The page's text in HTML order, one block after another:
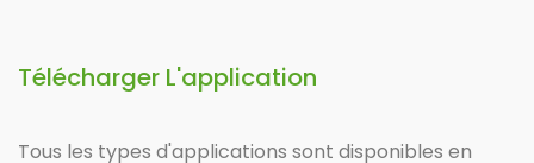
Télécharger L'application
Tous les types d'applications sont disponibles en